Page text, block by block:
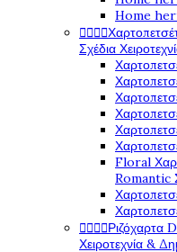
Home

Σχέδια
Floral
Romantic
Ριζόχαρτα
Χειροτεχνία &